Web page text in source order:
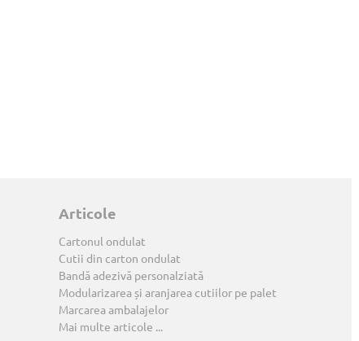
Articole
Cartonul ondulat
Cutii din carton ondulat
Bandă adezivă personalziată
Modularizarea și aranjarea cutiilor pe palet
Marcarea ambalajelor
Mai multe articole ...